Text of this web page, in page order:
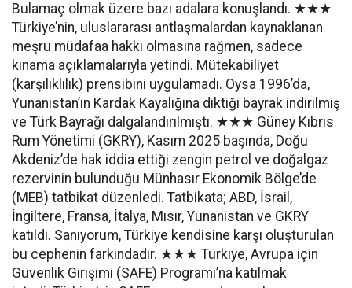
Bulamaç olmak üzere bazı adalara konuşlandı. ★★★
Türkiye’nin, uluslararası antlaşmalardan kaynaklanan
meşru müdafaa hakkı olmasına rağmen, sadece
kınama açıklamalarıyla yetindi. Mütekabiliyet
(karşılıklılık) prensibini uygulamadı. Oysa 1996’da,
Yunanistan’ın Kardak Kayalığına diktiği bayrak indirilmiş
ve Türk Bayrağı dalgalandırılmıştı. ★★★ Güney Kıbrıs
Rum Yönetimi (GKRY), Kasım 2025 başında, Doğu
Akdeniz’de hak iddia ettiği zengin petrol ve doğalgaz
rezervinin bulunduğu Münhasır Ekonomik Bölge’de
(MEB) tatbikat düzenledi. Tatbikata; ABD, İsrail,
İngiltere, Fransa, İtalya, Mısır, Yunanistan ve GKRY
katıldı. Sanıyorum, Türkiye kendisine karşı oluşturulan
bu cephenin farkındadır. ★★★ Türkiye, Avrupa için
Güvenlik Girişimi (SAFE) Programı’na katılmak